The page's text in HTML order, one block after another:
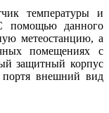
температуры и
помощью данного
метеостанцию, а
помещениях с
защитный корпус
портя внешний вид